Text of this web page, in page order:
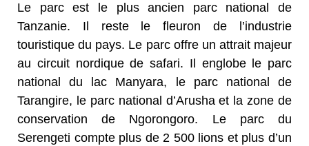
Le parc est le plus ancien parc national de
Tanzanie. Il reste le fleuron de l’industrie
touristique du pays. Le parc offre un attrait majeur
au circuit nordique de safari. Il englobe le parc
national du lac Manyara, le parc national de
Tarangire, le parc national d’Arusha et la zone de
conservation de Ngorongoro. Le parc du
Serengeti compte plus de 2 500 lions et plus d’un